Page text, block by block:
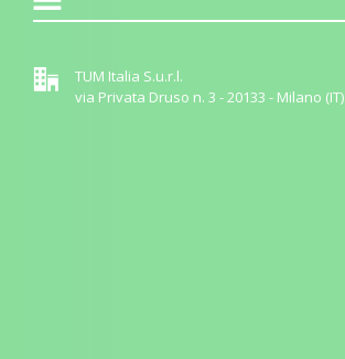
TUM Italia S.u.r.l.
via Privata Druso n. 3 - 20133 - Milano (IT)